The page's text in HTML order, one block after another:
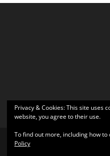
Privacy & Cookies: This site uses
website, you agree to their use.
To find out more, including how
Policy